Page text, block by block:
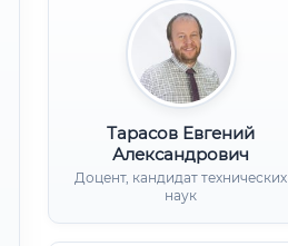
Тарасов Евгений
Александрович
Доцент, кандидат технических
наук